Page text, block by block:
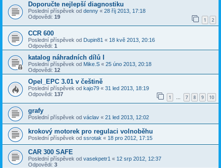
Doporučte nejlepší diagnostiku
Poslední příspěvek od denny « 28 říj 2013, 17:18
Odpovědi: 19 1 2
CCR 600
Poslední příspěvek od Dupin81 « 18 kvě 2013, 20:16
Odpovědi: 1
katalog náhradních dílů I
Poslední příspěvek od Mike.S « 25 úno 2013, 20:18
Odpovědi: 12
Opel_EPC 3.01 v češtině
Poslední příspěvek od kajo79 « 31 led 2013, 18:19
Odpovědi: 137 1 7 8 9 10
grafy
Poslední příspěvek od václav « 21 led 2013, 12:02
krokový motorek pro regulaci volnoběhu
Poslední příspěvek od ssrotak « 18 pro 2012, 17:15
CAR 300 SAFE
Poslední příspěvek od vasekpetr1 « 12 srp 2012, 12:37
Odpovědi: 3